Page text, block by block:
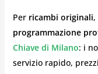
Per ricambi originali,
programmazione
Chiave di Milano: i
servizio rapido,